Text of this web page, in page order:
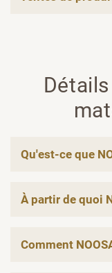
Qu'est-ce que
À partir de quoi
Comment